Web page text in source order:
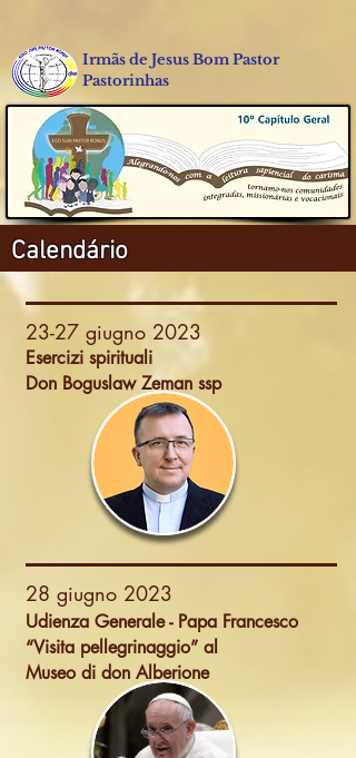
Irmãs de Jesus Bom Pastor
Pastorinhas
Calendário
23-27 giugno 2023
Esercizi spirituali
Don Boguslaw Zeman ssp
28 giugno 2023
Udienza Generale - Papa Francesco
“Visita pellegrinaggio” al
Museo di don Alberione